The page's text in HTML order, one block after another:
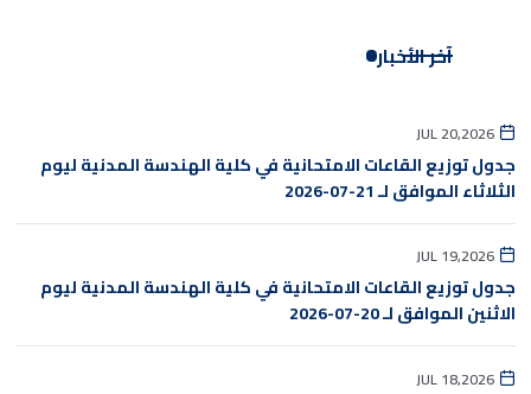
آخر الأخبار
JUL 20,2026
جدول توزيع القاعات الامتحانية في كلية الهندسة المدنية ليوم
الثلاثاء الموافق لـ 21-07-2026
JUL 19,2026
جدول توزيع القاعات الامتحانية في كلية الهندسة المدنية ليوم
الاثنين الموافق لـ 20-07-2026
JUL 18,2026